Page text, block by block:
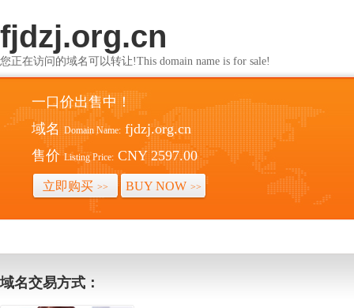
fjdzj.org.cn
您正在访问的域名可以转让!This domain name is for sale!
一口价出售中！
域名 Domain Name: fjdzj.org.cn
售价 Listing Price: CNY 2597.00
立即购买 >> BUY NOW >>
域名交易方式：